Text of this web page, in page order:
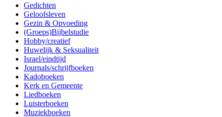
Gedichten
Geloofsleven
Gezin & Opvoeding
(Groeps)Bijbelstudie
Hobby/creatief
Huwelijk & Seksualiteit
Israel/eindtijd
Journals/schrijfboeken
Kadoboeken
Kerk en Gemeente
Liedboeken
Luisterboeken
Muziekboeken